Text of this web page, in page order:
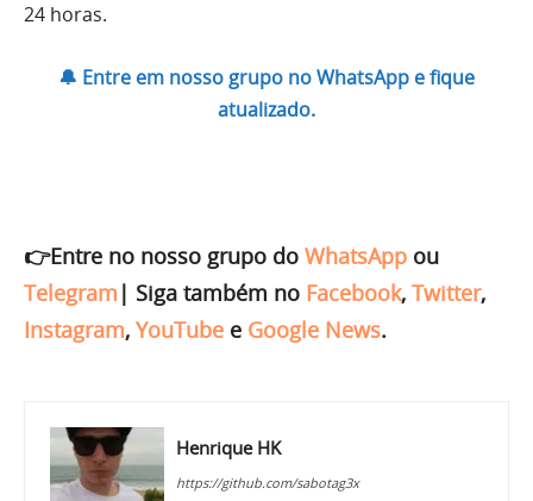
24 horas.
🔔 Entre em nosso grupo no WhatsApp e fique
atualizado.
👉Entre no nosso grupo do WhatsApp ou
Telegram | Siga também no Facebook, Twitter,
Instagram, YouTube e Google News.
Henrique HK
https://github.com/sabotag3x